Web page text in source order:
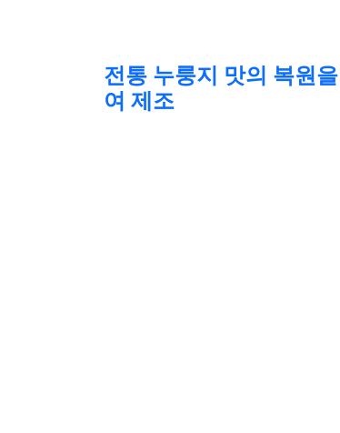
전통 누룽지 맛의 복원
여 제조